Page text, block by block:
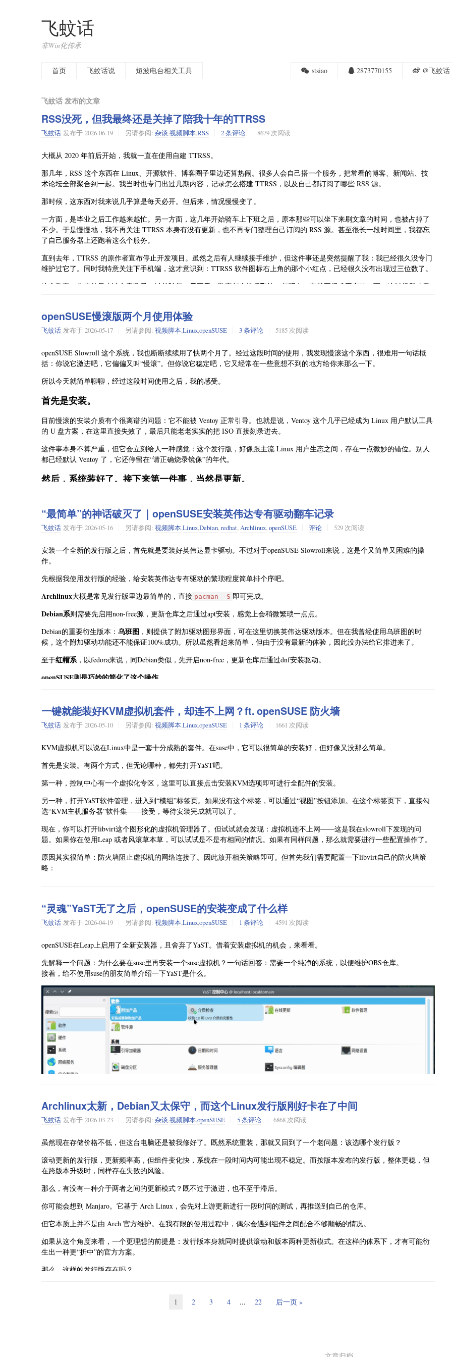
飞蚊话
非Win化传承
首页
飞蚊话说 短波电台相关工具 stsiao 2873770155 @飞蚊话
飞蚊话 发布的文章
RSS没死，但我最终还是关掉了陪我十年的TTRSS
飞蚊话 发布于 2026-06-19 另请参阅: 杂谈,视频脚本,RSS 2 条评论 8679 次阅读
大概从 2020 年前后开始，我就一直在使用自建 TTRSS。
那几年，RSS 这个东西在 Linux、开源软件、博客圈子里边还算热闹。很多人会自己搭一个服务，把常看的博客、新闻站、技
术论坛全部聚合到一起。我当时也专门出过几期内容，记录怎么搭建 TTRSS，以及自己都订阅了哪些 RSS 源。
那时候，这东西对我来说几乎算是每天必开。但后来，情况慢慢变了。
一方面，是毕业之后工作越来越忙。另一方面，这几年开始骑车上下班之后，原本那些可以坐下来刷文章的时间，也被占掉了
不少。于是慢慢地，我不再关注 TTRSS 本身有没有更新，也不再专门整理自己订阅的 RSS 源。甚至很长一段时间里，我都忘
了自己服务器上还跑着这么个服务。
直到去年，TTRSS 的原作者宣布停止开发项目。虽然之后有人继续接手维护，但这件事还是突然提醒了我：我已经很久没专门
维护过它了。同时我特意关注下手机端，这才意识到：TTRSS 软件图标右上角的那个小红点，已经很久没有出现过三位数了。
这个数字，代表的是未读文章数量。以前随便一天不看，数字都会堆得飞快。但现在，它甚至很难再突破一百。这时候我才意
后来重新登录网页版看了一圈，发现很多订阅源已经变成了红色。在 TTRSS 里，这意味着订阅地址失效了。有些网站已经关
闭，比如 Linux 中国；有些则是改版之后，直接把 RSS 给砍掉了。这就使整个列表看起来非常冷清。
不会每天专门去刷新文章，也总觉得：“反正服务器还开着，就先放那儿吧。”
自用了快十年的服务停掉。
不过有意思的是，即使到了今天，我依然觉得 RSS 这种东西，本身其实没有过时。至少相比现在各种算法信息流，RSS 这
种“主动订阅”的形式，依然有它的价值，尤其是通过订阅综合性网站，去接触一些自己原本不会主动点开的内容。这使得它在
某种程度上，确实能稍微打破一点信息茧房。只是如今再去维护一个完全自建、自用的 RSS 系统，对我来说已经没什么必要
了。
所以最后，我还是决定换一种方式继续使用 RSS。至于后面会变成什么样，继续观察吧。
openSUSE慢滚版两个月使用体验
飞蚊话 发布于 2026-05-17 另请参阅: 视频脚本,Linux,openSUSE 3 条评论 5185 次阅读
openSUSE Slowroll 这个系统，我也断断续续用了快两个月了。经过这段时间的使用，我发现慢滚这个东西，很难用一句话概
括：你说它激进吧，它偏偏又叫“慢滚”。但你说它稳定吧，它又经常在一些意想不到的地方给你来那么一下。
所以今天就简单聊聊，经过这段时间使用之后，我的感受。
首先是安装。
目前慢滚的安装介质有个很离谱的问题：它不能被 Ventoy 正常引导。也就是说，Ventoy 这个几乎已经成为 Linux 用户默认工具
的 U 盘方案，在这里直接失效了，最后只能老老实实的把 ISO 直接刻录进去。
这件事本身不算严重，但它会立刻给人一种感觉：这个发行版，好像跟主流 Linux 用户生态之间，存在一点微妙的错位。别人
都已经默认 Ventoy 了，它还停留在“请正确烧录镜像”的年代。
然后，系统装好了。接下来第一件事，当然是更新。
Access to requested URL is forbidden
新，问题就解除了。
这次更离谱：等了半个月，镜像依旧没同步完整。
最后的解决方案非常具有 Linux 精神：不用国内镜像了，直接挂代理，把下载源分流到海外服务器。不过，这个其实未必算
Slowroll 自身的问题，更像是国内镜像站对它的同步优先级比较低。
当然，Slowroll 还是有优点的。
因为它的很多设计，都能明显看出它的“工程化思维”。
比如第一次打开 YaST 软件管理的时候，它会自动检测系统状态，并且建议安装一些额外组件，甚至能自动添加两个十分有用
的软件源：
NVIDIA 专有驱动源
而且如果安装系统时选择启用在线源，这一步甚至会自动完成。
考试。而 openSUSE 会自己发现你缺什么，然后尽量帮你补全。理论上来说，非常现代化。
但这个补全，想必有些朋友会感觉有点熟悉。
对的，之前就有提过这个英伟达驱动安装问题：从发布 590 版本驱动发布之后，openSUSE 开始自动给你挖坑了。
就像之前提到的，安装完专有驱动源后，重启系统，再次打开 YaST 软件管理，这时候系统会自动帮你选择 NVIDIA 专有驱
动。但它自动选择的，是旧版 G04 驱动相关组件。而且不仅如此，它甚至还准备把 kernel-default 一起降级。如果你直接按照自
动勾选进行安装的话，会直接得到安装失败的结果，于是整个 NVIDIA 驱动直接不可用。
至于解决方法，我之前也说过，就是不接受自动安装，手工选择全套的 G06 专有驱动即可。也就是说什么呢，系统自动化做了
90%，最后 10%，突然开始朝反方向狂奔。
这种感觉非常 openSUSE。它不是不会自动化，而是自动化得很积极，甚至能自动化到直接把你送进沟里。
就目前我的使用来看，YaST 更新这个组件基本不可用。它会提示“未配置更新源”。
得的内容——而设计的。但 Slowroll 本身属于风滚草系列，不存在这种更新。所以理论上，真正适合 Slowroll 的更新方式同风
滚草类似，直接通过 YaST 软件直接进行软件包的升级即可。
但也仅仅是理论上。因为通过 YaST 软件这个组件获取到的升级结果，跟终端执行
当然了，之前内容也提到过， suse 实质上已经舍弃了 YaST ，并针对软件包管理推出了替代程序：梅林。不过目前就我个人对
比来看，同样不建议用这个来更新系统。因为它得到的结果跟 zypper dup 依然有出入。于是整个系统的更新流程，最后又
回到要在终端执行 sudo zypper dup
来完成。
换句话说：最后最可靠的方法，还是命令行。
所以你会发现，Slowroll 很神奇。它一边努力降低 Linux 使用门槛，一边又在关键地方告诉你：“真正能解决问题的，还得是终
端。”
接下来，关于引导程序。
这个变化本身挺符合现在 Linux 世界的发展趋势。但它有个副作用：新的方案会把所有内核文件直接放进 ESP 分区。于是问题
来了。ESP 分区如果太小，系统就可能出问题。因此现在基本需要一个大于 1GB 的 ESP 分区，用起来才比较稳妥。对于很多
就完事儿了。但谁能想到几年之后，一个引导分区都能开始膨胀。
当然，这只是一个新的默认选项。在安装系统时，记得将引导程序手工选择回 GRUB2-EFI 就可以。但这个变更很不起眼，使得
在后期发现内核更新失败的原因是 ESP 空间不足，想调整的时候会比较麻烦。
另外，关于虚拟化。
对于 KVM，我之前也专门聊过。就是我这边安装 KVM 组件之后，虚拟机默认无法联网。需要编
辑 /etc/libvirt/network.conf ，去掉 firewall_backend = "iptables" 一行的注释，然后再去 YaST 防火墙里，给
这个问题倒不一定是 Slowroll 独有，但它再次体现出一个特点：openSUSE 很喜欢“提供完整能力”，但默认配置，未必真的是开
目前有一个潜在问题：它的内核模块更新速度，未必能跟上 Slowroll。
“最简单”的神话破灭了｜openSUSE安装英伟达专有驱动翻车记录
飞蚊话 发布于 2026-05-16 另请参阅: 视频脚本,Linux,Debian,redhat,Archlinux,openSUSE 评论 529 次阅读
安装一个全新的发行版之后，首先就是要装好英伟达显卡驱动。不过对于openSUSE Slowroll来说，这是个又简单又困难的操
作。
先根据我使用发行版的经验，给安装英伟达专有驱动的繁琐程度简单排个序吧。
Archlinux大概是常见发行版里边最简单的，直接 pacman -S 即可完成。
Debian系则需要先启用non-free源，更新仓库之后通过apt安装，感觉上会稍微繁琐一点点。
Debian的重要衍生版本： 乌班图 ，则提供了附加驱动图形界面，可在这里切换英伟达驱动版本。但在我曾经使用乌班图的时
候，这个附加驱动功能还不能保证100%成功。所以虽然看起来简单，但由于没有最新的体验，因此没办法给它排进来了。
至于红帽系，以fedora来说，同Debian类似，先开启non-free，更新仓库后通过dnf安装驱动。
openSUSE则是巧妙的简化了这个操作。
后，英伟达的源就已经自动添加好了。
如果安装时没有启用在线软件源，那么安装好系统后第一次打开YaST软件管理，它会自动勾选好一些推荐安装的包，而这其中
接下来是安装。无论是如何添加的驱动源，总之在添加源后第一次打开YaST软件时，它又会自动勾选好一些包，这其中就有英
伟达的专用驱动了。直接接受安装即可。
如此看来，openSUSE好像是最简单的？毕竟比Arch还进一步，只需鼠标点两次接受就能完成。
在英伟达发布590版本驱动之前是这样的，590之后出现了一些小问题：关联的包出现偏差了。
590伴随着一个变更：开源了部分驱动内容，且放弃了帕斯卡架构以前的显卡支持。因此多数发行版都新增了
以与前序驱动区分。
openSUSE是类似的，只不过它是按照它的命名方式，增加了一个G07系列驱动。我的显卡正好可以使用这个驱动，所以YaST默
认勾选的它。但它关联的包有些问题：大量的G04包被作为依赖选中了，这使得并没有办法通过无脑接受来完成安装。那需要如
何操作呢？
为何会导致这种情况呢？在openSUSE的论坛里存在关于这个问题的帖子，但并没有最终答复。所以也只能看后续再有重大更新
时，能否调整好这个依赖关系问题了。
一键就能装好KVM虚拟机套件，却连不上网？ft. openSUSE 防火墙
飞蚊话 发布于 2026-05-10 另请参阅: 视频脚本,Linux,openSUSE 1 条评论 1661 次阅读
KVM虚拟机可以说在Linux中是一套十分成熟的套件。在suse中，它可以很简单的安装好，但好像又没那么简单。
首先是安装。有两个方式，但无论哪种，都先打开YaST吧。
第一种，控制中心有一个虚拟化专区，这里可以直接点击安装KVM选项即可进行全配件的安装。
另一种，打开YaST软件管理，进入到“模组”标签页。如果没有这个标签，可以通过“视图”按钮添加。在这个标签页下，直接勾
选“KVM主机服务器”软件集——接受，等待安装完成就可以了。
现在，你可以打开libvirt这个图形化的虚拟机管理器了。但试试就会发现：虚拟机连不上网——这是我在slowroll下发现的问
题。如果你在使用Leap 或者风滚草本草，可以试试是不是有相同的情况。如果有同样问题，那么就需要进行一些配置操作了。
原因其实很简单：防火墙阻止虚拟机的网络连接了。因此放开相关策略即可。但首先我们需要配置一下libvirt自己的防火墙策
略：
然后，配置系统防火墙。还是在YaST里：
点击接口—自定义，弹出的窗口中，区域选择“libvirt”，接口输入libvirt 中的虚拟网卡名（默认应该是“virbr0”），确定
点开区域中的libvirt，确认右侧至少有
dhcp、telnet、tftp 。至少目前我使用下来，允许这些就已经不会出现莫名连接不上的问题了。如果你有特殊的使用
场景，也针对性的添加即可。
接受，保存防火墙配置。
到此，一个正常可以联网的KVM虚拟机套件就安装完成了。
“灵魂”YaST无了之后，openSUSE的安装变成了什么样
飞蚊话 发布于 2026-04-19 另请参阅: 视频脚本,Linux,openSUSE 1 条评论 4591 次阅读
openSUSE在Leap上启用了全新安装器，且舍弃了YaST。借着安装虚拟机的机会，来看看。
先解释一个问题：为什么要在suse里再安装一个suse虚拟机？一句话回答：需要一个纯净的系统，以便维护OBS仓库。
接着，给不使用suse的朋友简单介绍一下YaST是什么。
YaST界面
依然一句话概括：Windows控制面板在图形Linux中的实现。几乎你能想到的各种需要终端才好完成的设置，在这里可以图形化
最后，来看看传统的suse安装程序是什么样。
Archlinux太新，Debian又太保守，而这个Linux发行版刚好卡在了中间
飞蚊话 发布于 2026-03-23 另请参阅: 杂谈,视频脚本,openSUSE 5 条评论 6868 次阅读
虽然现在存储价格不低，但这台电脑还是被我修好了。既然系统重装，那就又回到了一个老问题：该选哪个发行版？
滚动更新的发行版，更新频率高，但组件变化快，系统在一段时间内可能出现不稳定。而按版本发布的发行版，整体更稳，但
在跨版本升级时，同样存在失败的风险。
那么，有没有一种介于两者之间的更新模式？既不过于激进，也不至于滞后。
你可能会想到 Manjaro。它基于 Arch Linux，会先对上游更新进行一段时间的测试，再推送到自己的仓库。
但它本质上并不是由 Arch 官方维护。在我有限的使用过程中，偶尔会遇到组件之间配合不够顺畅的情况。
如果从这个角度来看，一个更理想的前提是：发行版本身就同时提供滚动和版本两种更新模式。在这样的体系下，才有可能衍
生出一种更“折中”的官方方案。
那么，这样的发行版存在吗？
而现在，它不仅提供两种模式，还进一步引入了一种更接近“又新又旧”的方案：Slowroll。
1 2 3 4 ... 22 后一页 »